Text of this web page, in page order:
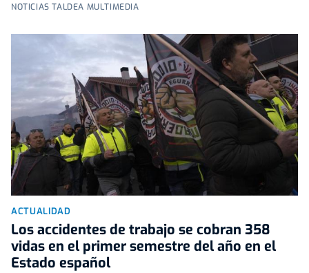
NOTICIAS TALDEA MULTIMEDIA
ACTUALIDAD
Los accidentes de trabajo se cobran 358
vidas en el primer semestre del año en el
Estado español